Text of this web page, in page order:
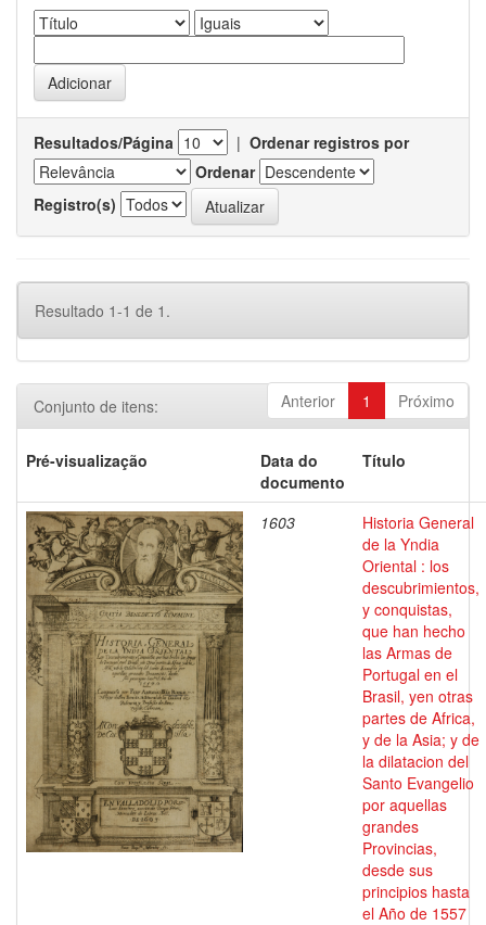
Resultados/Página | Ordenar registros por
Ordenar
Registro(s)
Resultado 1-1 de 1.
Anterior 1 Próximo
Conjunto de itens:
Pré-visualização
Data do
documento
Título
1603
Historia General
de la Yndia
Oriental : los
descubrimientos,
y conquistas,
que han hecho
las Armas de
Portugal en el
Brasil, yen otras
partes de Africa,
y de la Asia; y de
la dilatacion del
Santo Evangelio
por aquellas
grandes
Provincias,
desde sus
principios hasta
el Año de 1557